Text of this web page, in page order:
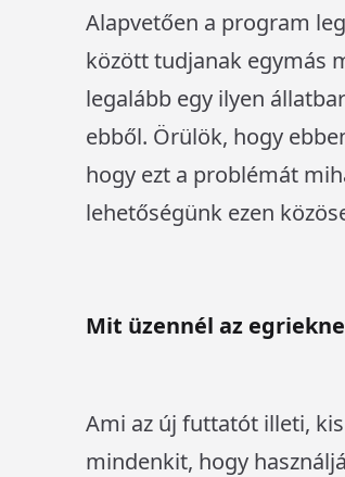
Alapvetően a program
között tudjanak egymás
legalább egy ilyen
ebből. Örülök, hogy
hogy ezt a problémát
lehetőségünk ezen
Mit üzennél az
Ami az új futtatót illeti,
mindenkit, hogy